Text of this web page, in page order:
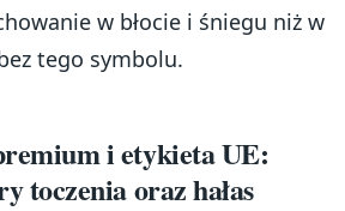
w błocie i śniegu niż w
tego symbolu.
i etykieta UE:
toczenia oraz hałas